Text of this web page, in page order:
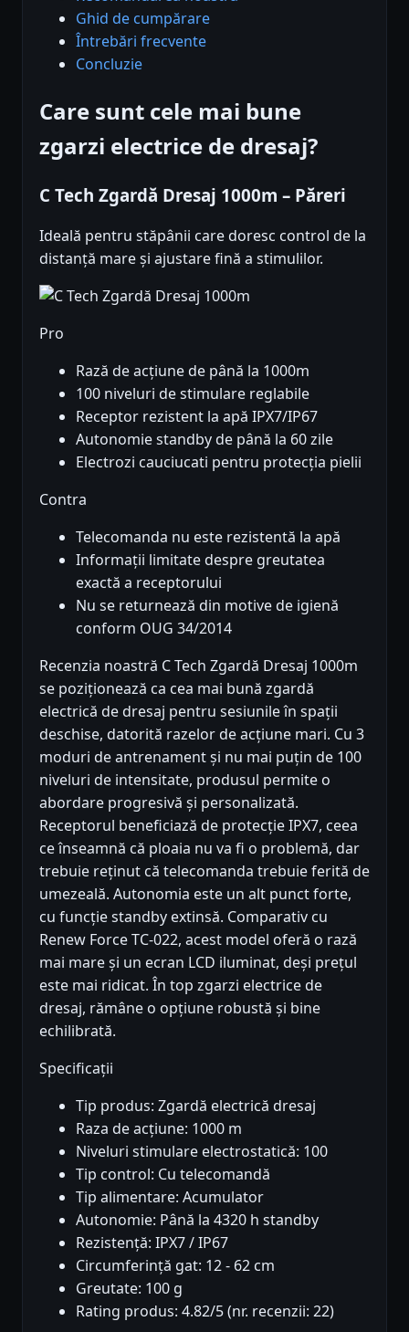
Ghid de cumpărare
Întrebări frecvente
Concluzie
Care sunt cele mai bune
zgarzi electrice de dresaj?
C Tech Zgardă Dresaj 1000m – Păreri
Ideală pentru stăpânii care doresc control de la
distanță mare și ajustare fină a stimulilor.
Pro
Rază de acțiune de până la 1000m
100 niveluri de stimulare reglabile
Receptor rezistent la apă IPX7/IP67
Autonomie standby de până la 60 zile
Electrozi cauciucati pentru protecția pielii
Contra
Telecomanda nu este rezistentă la apă
Informații limitate despre greutatea
exactă a receptorului
Nu se returnează din motive de igienă
conform OUG 34/2014
Recenzia noastră C Tech Zgardă Dresaj 1000m
se poziționează ca cea mai bună zgardă
electrică de dresaj pentru sesiunile în spații
deschise, datorită razelor de acțiune mari. Cu 3
moduri de antrenament și nu mai puțin de 100
niveluri de intensitate, produsul permite o
abordare progresivă și personalizată.
Receptorul beneficiază de protecție IPX7, ceea
ce înseamnă că ploaia nu va fi o problemă, dar
trebuie reținut că telecomanda trebuie ferită de
umezeală. Autonomia este un alt punct forte,
cu funcție standby extinsă. Comparativ cu
Renew Force TC-022, acest model oferă o rază
mai mare și un ecran LCD iluminat, deși prețul
este mai ridicat. În top zgarzi electrice de
dresaj, rămâne o opțiune robustă și bine
echilibrată.
Specificații
Tip produs: Zgardă electrică dresaj
Raza de acțiune: 1000 m
Niveluri stimulare electrostatică: 100
Tip control: Cu telecomandă
Tip alimentare: Acumulator
Autonomie: Până la 4320 h standby
Rezistență: IPX7 / IP67
Circumferință gat: 12 - 62 cm
Greutate: 100 g
Rating produs: 4.82/5 (nr. recenzii: 22)